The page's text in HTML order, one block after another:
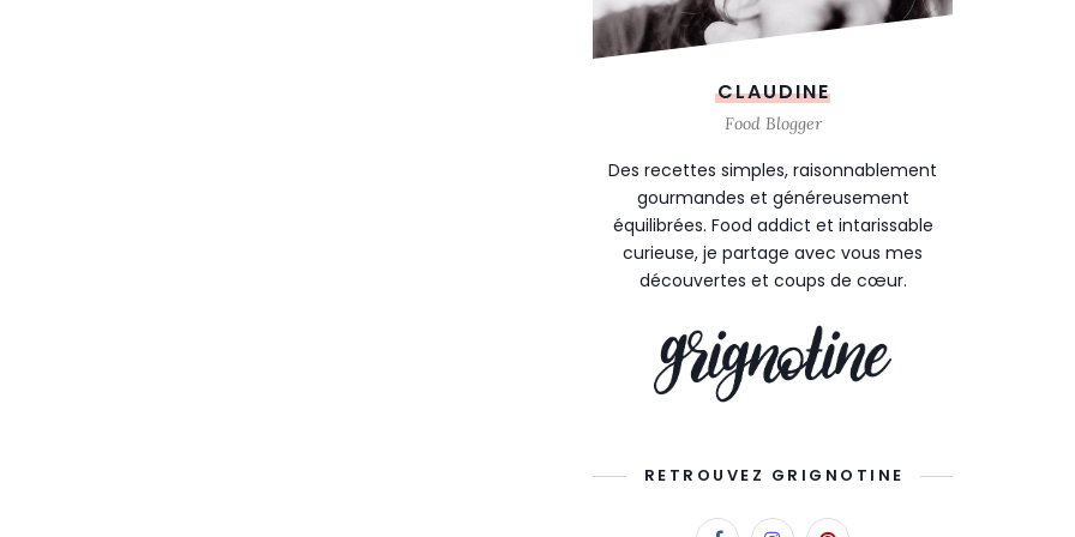
CLAUDINE
Food Blogger
Des recettes simples, raisonnablement
gourmandes et généreusement
équilibrées. Food addict et intarissable
curieuse, je partage avec vous mes
découvertes et coups de cœur.
RETROUVEZ GRIGNOTINE